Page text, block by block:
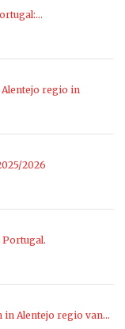
regio in
2026
in Alentejo regio van…